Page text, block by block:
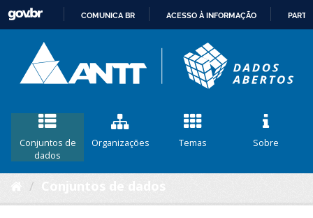
CONTEÚDO
COMUNICA BR ACESSO À INFORMAÇÃO
Conjuntos de
dados
Organizações Temas Sobre